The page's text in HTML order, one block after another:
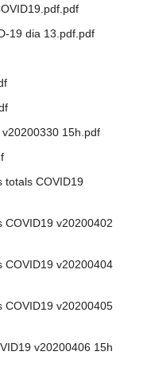
19 dia 13.pdf.pdf
15h.pdf
totals COVID19
COVID19 v20200402
COVID19 v20200404
COVID19 v20200405
v20200406 15h